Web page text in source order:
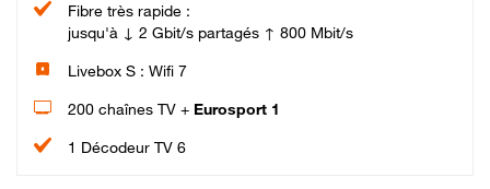
Fibre très rapide :
jusqu'à ↓ 2 Gbit/s partagés ↑ 800 Mbit/s
Livebox S : Wifi 7
200 chaînes TV + Eurosport 1
1 Décodeur TV 6